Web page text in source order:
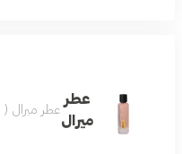
عطر
ميرال
عطر ميرال ( 75 مل ) عطر يستحقك عطر الجمال والشتاء تركيبة ساحرة تضفي لشتائك مزيجاً من التميز و الثبات.